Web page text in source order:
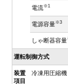
電流※1
電源容量※3
しゃ断器容量
運転制御方式
装置
項目
冷凍用圧縮機